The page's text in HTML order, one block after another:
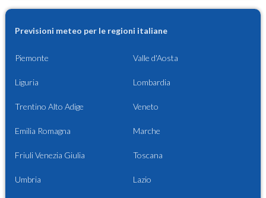
Previsioni meteo per le regioni italiane
Piemonte Valle d'Aosta
Liguria Lombardia
Trentino Alto Adige Veneto
Emilia Romagna Marche
Friuli Venezia Giulia Toscana
Umbria Lazio